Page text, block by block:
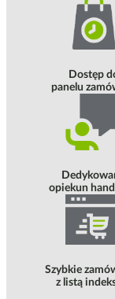
Dostęp
panelu
opiekun
Szybkie
z listą